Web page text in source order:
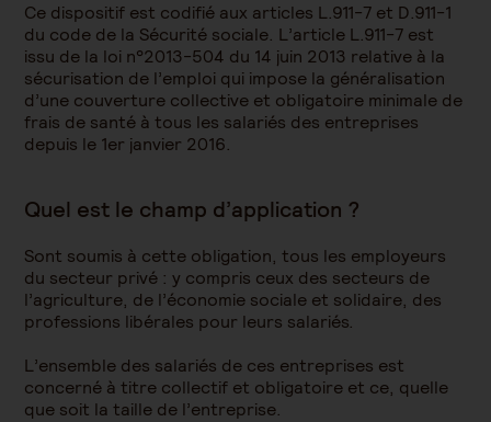
Ce dispositif est codifié aux articles L.911-7 et D.911-1
du code de la Sécurité sociale. L’article L.911-7 est
issu de la loi n°2013-504 du 14 juin 2013 relative à la
sécurisation de l’emploi qui impose la généralisation
d’une couverture collective et obligatoire minimale de
frais de santé à tous les salariés des entreprises
depuis le 1er janvier 2016.
Quel est le champ d’application ?
Sont soumis à cette obligation, tous les employeurs
du secteur privé : y compris ceux des secteurs de
l’agriculture, de l’économie sociale et solidaire, des
professions libérales pour leurs salariés.
L’ensemble des salariés de ces entreprises est
concerné à titre collectif et obligatoire et ce, quelle
que soit la taille de l’entreprise.